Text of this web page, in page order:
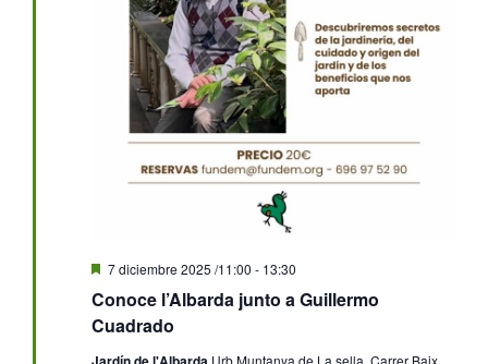
Conoce l’Albarda junto a Guillermo
Cuadrado
Destacado
7 diciembre 2025 /11:00 - 13:30
Urb.Muntanya de La sella, Carrer Baix